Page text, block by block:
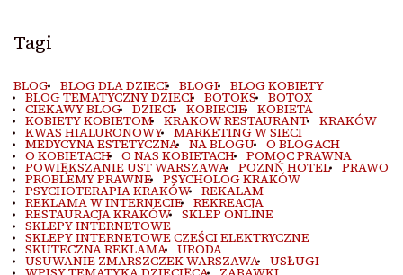
Tagi
BLOG BLOG DLA DZIECI BLOGI BLOG KOBIETY
BLOG TEMATYCZNY DZIECI BOTOKS BOTOX
CIEKAWY BLOG DZIECI KOBIECIE KOBIETA
KOBIETY KOBIETOM KRAKOW RESTAURANT KRAKÓW
KWAS HIALURONOWY MARKETING W SIECI
MEDYCYNA ESTETYCZNA NA BLOGU O BLOGACH
O KOBIETACH O NAS KOBIETACH POMOC PRAWNA
POWIĘKSZANIE UST WARSZAWA POZNŃ HOTEL PRAWO
PROBLEMY PRAWNE PSYCHOLOG KRAKÓW
PSYCHOTERAPIA KRAKÓW REKALAM
REKLAMA W INTERNECIE REKREACJA
RESTAURACJA KRAKÓW SKLEP ONLINE
SKLEPY INTERNETOWE
SKLEPY INTERNETOWE CZEŚCI ELEKTRYCZNE
SKUTECZNA REKLAMA URODA
USUWANIE ZMARSZCZEK WARSZAWA USŁUGI